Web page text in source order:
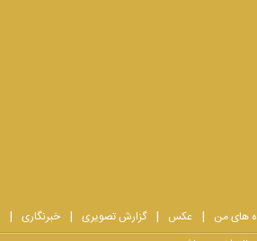
های من عکس گزارش تصویری خبرنگاری